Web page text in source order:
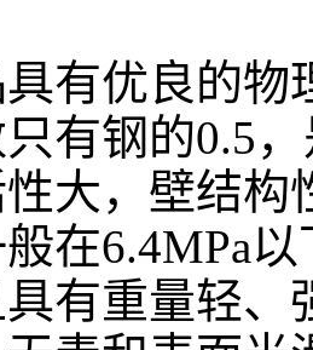
有优良的物
有钢的0.5
大，壁结
在6.4MPa
有重量轻、